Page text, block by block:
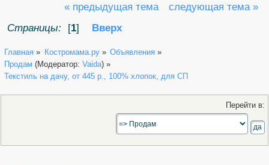
« предыдущая тема
следующая тема »
Страницы:
[1] Вверх
Главная » Костромама.ру» Объявления »
Продам (Модератор: Vaida) »
Текстиль на дачу, от 445 р., 100% хлопок, для СП
Перейти в: